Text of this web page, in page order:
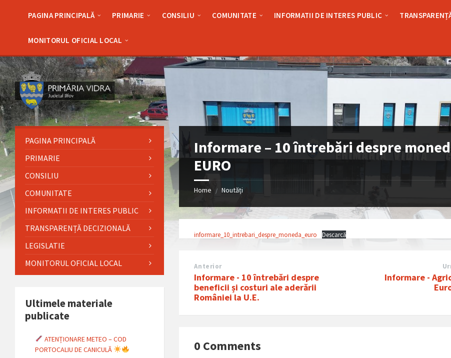
PAGINA PRINCIPALĂ PRIMARIE CONSILIU COMUNITATE INFORMATII DE INTERES PUBLIC
MONITORUL OFICIAL LOCAL
Informare – 10 întrebări despre
EURO
Home / Noutăți
informare_10_intrebari_despre_moneda_euro Descarcă
Anterior
Informare - 10 întrebări despre
beneficii și costuri ale aderării
României la U.E.
Informare -
0 Comments
PAGINA PRINCIPALĂ
PRIMARIE
CONSILIU
COMUNITATE
INFORMATII DE INTERES PUBLIC
TRANSPARENȚĂ DECIZIONALĂ
LEGISLATIE
MONITORUL OFICIAL LOCAL
Ultimele materiale
publicate
ATENȚIONARE METEO – COD
PORTOCALIU DE CANICULĂ